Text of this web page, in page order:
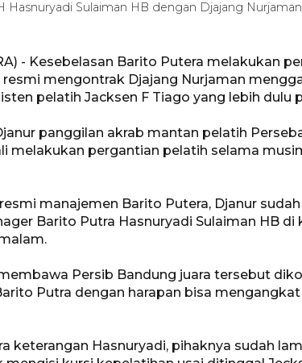
Hasnuryadi Sulaiman HB dengan Djajang
- Kesebelasan Barito Putera melakukan
resmi mengontrak Djajang Nurjaman
pelatih Jacksen F Tiago yang lebih dulu
panggilan akrab mantan pelatih
melakukan pergantian pelatih selama
manajemen Barito Putera, Djanur
Barito Putra Hasnuryadi Sulaiman HB di
Persib Bandung juara tersebut
Putra dengan harapan bisa
keterangan Hasnuryadi, pihaknya sudah